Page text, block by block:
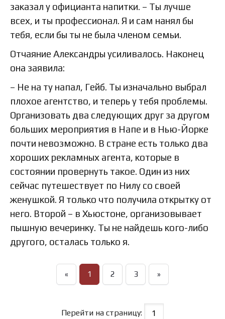
заказал у официанта напитки. – Ты лучше
всех, и ты профессионал. Я и сам нанял бы
тебя, если бы ты не была членом семьи.
Отчаяние Александры усиливалось. Наконец
она заявила:
– Не на ту напал, Гейб. Ты изначально выбрал
плохое агентство, и теперь у тебя проблемы.
Организовать два следующих друг за другом
больших мероприятия в Напе и в Нью-Йорке
почти невозможно. В стране есть только два
хороших рекламных агента, которые в
состоянии провернуть такое. Один из них
сейчас путешествует по Нилу со своей
женушкой. Я только что получила открытку от
него. Второй – в Хьюстоне, организовывает
пышную вечеринку. Ты не найдешь кого-либо
другого, осталась только я.
« 1 2 3 »
Перейти на страницу: